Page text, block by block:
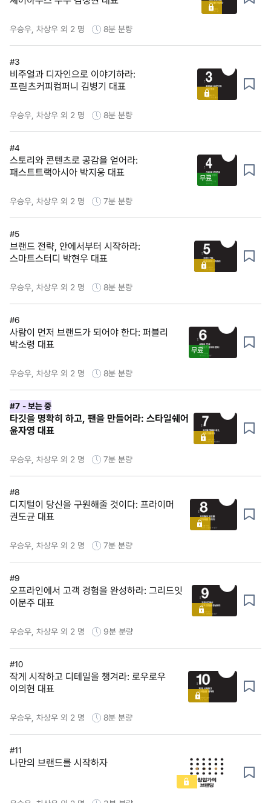
우승우, 차상우 외 2 명 8분 분량
#3
비주얼과 디자인으로 이야기하라:
프릳츠커피컴퍼니 김병기 대표
우승우, 차상우 외 2 명 8분 분량
#4
스토리와 콘텐츠로 공감을 얻어라:
패스트트랙아시아 박지웅 대표
무료
우승우, 차상우 외 2 명 7분 분량
#5
브랜드 전략, 안에서부터 시작하라:
스마트스터디 박현우 대표
우승우, 차상우 외 2 명 8분 분량
#6
사람이 먼저 브랜드가 되어야 한다: 퍼블리
박소령 대표
무료
우승우, 차상우 외 2 명 8분 분량
#7 - 보는 중
타깃을 명확히 하고, 팬을 만들어라: 스타일쉐어
윤자영 대표
우승우, 차상우 외 2 명 7분 분량
#8
디지털이 당신을 구원해줄 것이다: 프라이머
권도균 대표
우승우, 차상우 외 2 명 7분 분량
#9
오프라인에서 고객 경험을 완성하라: 그리드잇
이문주 대표
우승우, 차상우 외 2 명 9분 분량
#10
작게 시작하고 디테일을 챙겨라: 로우로우
이의현 대표
우승우, 차상우 외 2 명 8분 분량
#11
나만의 브랜드를 시작하자